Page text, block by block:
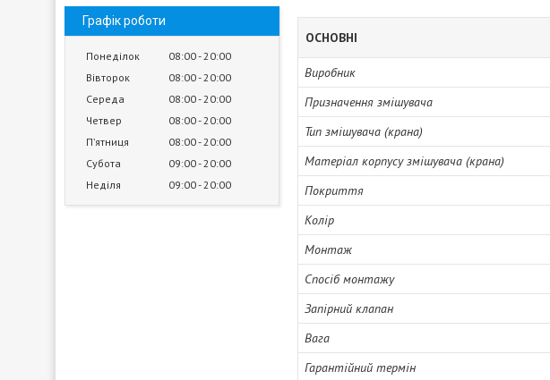
Графік роботи
Понеділок 08:00 20:00
Вівторок
08:00 20:00
Середа
08:00 20:00
Четвер
08:00 20:00
Пʼятниця
08:00 20:00
Субота
09:00 20:00
Неділя
09:00 20:00
ОСНОВНІ
Виробник
Призначення змішувача
Тип змішувача (крана)
Матеріал корпусу змішувача (крана)
Покриття
Колір
Монтаж
Спосіб монтажу
Запірний клапан
Вага
Гарантійний термін